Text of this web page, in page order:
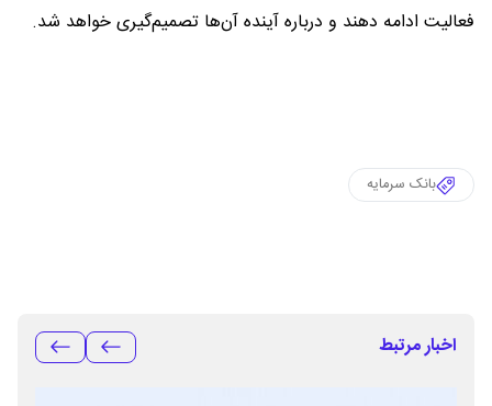
فعالیت ادامه دهند و درباره آینده آن‌ها تصمیم‌گیری خواهد شد.
بانک سرمایه
اخبار مرتبط